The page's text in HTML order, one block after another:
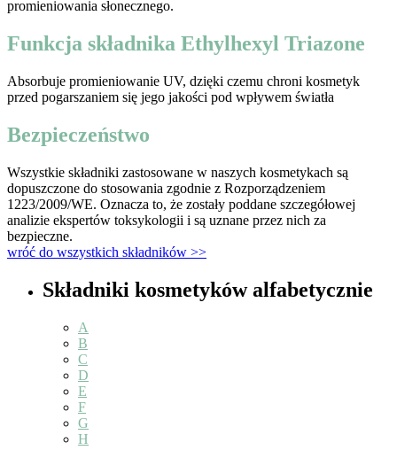
promieniowania słonecznego.
Funkcja składnika Ethylhexyl Triazone
Absorbuje promieniowanie UV, dzięki czemu chroni kosmetyk
przed pogarszaniem się jego jakości pod wpływem światła
Bezpieczeństwo
Wszystkie składniki zastosowane w naszych kosmetykach są
dopuszczone do stosowania zgodnie z Rozporządzeniem
1223/2009/WE. Oznacza to, że zostały poddane szczegółowej
analizie ekspertów toksykologii i są uznane przez nich za
bezpieczne.
wróć do wszystkich składników >>
Składniki kosmetyków alfabetycznie
A
B
C
D
E
F
G
H